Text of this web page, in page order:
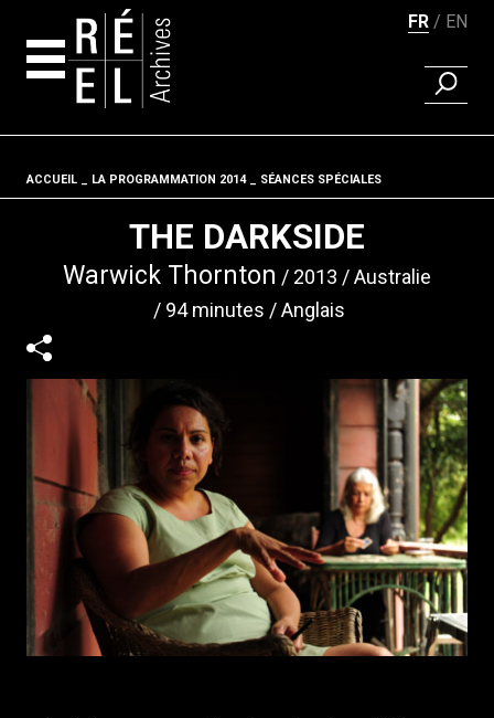
FR EN
Fil d'ariane
ACCUEIL LA PROGRAMMATION 2014 SÉANCES SPÉCIALES
THE DARKSIDE
Warwick Thornton 2013
Australie
94 minutes
Anglais